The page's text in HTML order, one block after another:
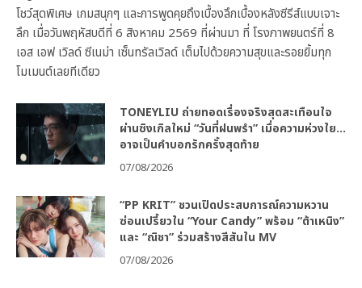
โชว์สุดพิเศษ เกมสนุกๆ และการพูดคุยถึงเบื้องลึกเบื้องหลังซีรีส์แบบเจาะ
ลึก เมื่อวันพฤหัสบดีที่ 6 สิงหาคม 2569 ที่ผ่านมา ที่ โรงภาพยนตร์ที่ 8
เอส เอฟ เวิลด์ ซีเนม่า เซ็นทรัลเวิลด์ เต็มไปด้วยความสุขและรอยยิ้มทุก
โมเมนต์เลยทีเดียว
TONEYLIU ถ่ายทอดเรื่องจริงสุดสะเทือนใจ
ผ่านซิงเกิลใหม่ “วันที่ฝนพรำ” เมื่อความห่วงใย…
อาจเป็นคำบอกรักครั้งสุดท้าย
07/08/2026
“PP KRIT” ชวนเปิดประสบการณ์ความหวาน
ซ่อนเปรี้ยวใน “Your Candy” พร้อม “ต้าเหนิง”
และ “ณิชา” ร่วมสร้างสีสันใน MV
07/08/2026